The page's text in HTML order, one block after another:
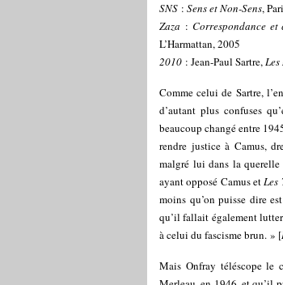
SNS : Sens et Non-Sens,
Zaza : Correspondance
L’Harmattan, 2005
2010 : Jean-Paul Sartre,
Comme celui de Sartre,
d’autant plus confuses
beaucoup changé entre
rendre justice à Camus,
malgré lui dans la querelle
ayant opposé Camus etLes
moins qu’on puisse dire
qu’il fallait également
à celui du fascisme brun. » [
Mais Onfray téléscope le